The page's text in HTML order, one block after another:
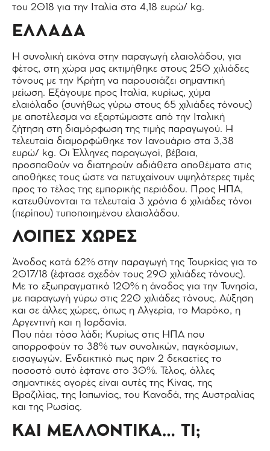
του 2018 για την Ιταλία στα 4,18 ευρώ/ kg.
ΕΛΛΑΔΑ
Η συνολική εικόνα στην παραγωγή ελαιολάδου, για
φέτος, στη χώρα μας εκτιμήθηκε στους 250 χιλιάδες
τόνους με την Κρήτη να παρουσιάζει σημαντική
μείωση. Εξάγουμε προς Ιταλία, κυρίως, χύμα
ελαιόλαδο (συνήθως γύρω στους 65 χιλιάδες τόνους)
με αποτέλεσμα να εξαρτώμαστε από την Ιταλική
ζήτηση στη διαμόρφωση της τιμής παραγωγού. Η
τελευταία διαμορφώθηκε τον Ιανουάριο στα 3,38
ευρώ/ kg. Οι Έλληνες παραγωγοί, βέβαια,
προσπαθούν να διατηρούν αδιάθετα αποθέματα στις
αποθήκες τους ώστε να πετυχαίνουν υψηλότερες τιμές
προς το τέλος της εμπορικής περιόδου. Προς ΗΠΑ,
κατευθύνονται τα τελευταία 3 χρόνια 6 χιλιάδες τόνοι
(περίπου) τυποποιημένου ελαιολάδου.
ΛΟΙΠΕΣ ΧΩΡΕΣ
Άνοδος κατά 62% στην παραγωγή της Τουρκίας για το
2017/18 (έφτασε σχεδόν τους 290 χιλιάδες τόνους).
Με το εξωπραγματικό 120% η άνοδος για την Τυνησία,
με παραγωγή γύρω στις 220 χιλιάδες τόνους. Αύξηση
και σε άλλες χώρες, όπως η Αλγερία, το Μαρόκο, η
Αργεντινή και η Ιορδανία.
Που πάει τόσο λάδι; Κυρίως στις ΗΠΑ που
απορροφούν το 38% των συνολικών, παγκόσμιων,
εισαγωγών. Ενδεικτικό πως πριν 2 δεκαετίες το
ποσοστό αυτό έφτανε στο 30%. Τέλος, άλλες
σημαντικές αγορές είναι αυτές της Κίνας, της
Βραζιλίας, της Ιαπωνίας, του Καναδά, της Αυστραλίας
και της Ρωσίας.
ΚΑΙ ΜΕΛΛΟΝΤΙΚΑ… ΤΙ;